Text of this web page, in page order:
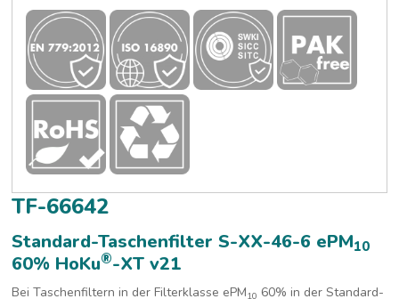
TF-66642
Standard-Taschenfilter S-XX-46-6 ePM10
60% HoKu®-XT v21
Bei Taschenfiltern in der Filterklasse ePM10 60% in der Standard-